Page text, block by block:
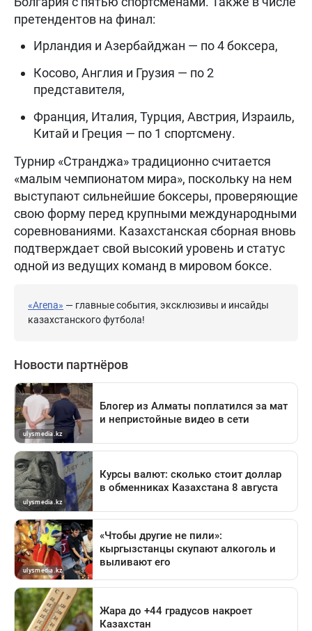
претендентов на финал:
Ирландия и Азербайджан — по 4 боксера,
Косово, Англия и Грузия — по 2
представителя,
Франция, Италия, Турция, Австрия, Израиль,
Китай и Греция — по 1 спортсмену.
Турнир «Странджа» традиционно считается
«малым чемпионатом мира», поскольку на нем
выступают сильнейшие боксеры, проверяющие
свою форму перед крупными международными
соревнованиями. Казахстанская сборная вновь
подтверждает свой высокий уровень и статус
одной из ведущих команд в мировом боксе.
«Arena» — главные события, эксклюзивы и инсайды
казахстанского футбола!